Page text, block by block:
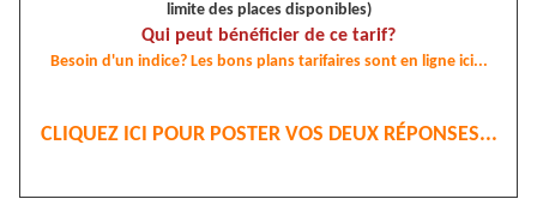
limite des places disponibles)
Qui peut bénéficier de ce tarif?
Besoin d'un indice? Les bons plans tarifaires sont en ligne ici...
CLIQUEZ ICI POUR POSTER VOS DEUX RÉPONSES...